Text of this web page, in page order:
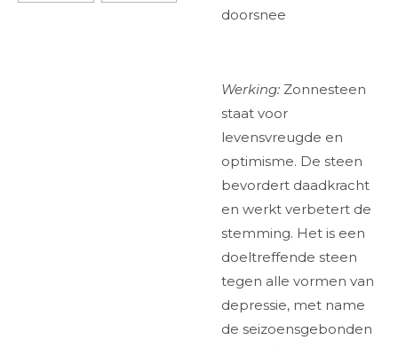
doorsnee
Werking: Zonnesteen
staat voor
levensvreugde en
optimisme. De steen
bevordert daadkracht
en werkt verbetert de
stemming. Het is een
doeltreffende steen
tegen alle vormen van
depressie, met name
de seizoensgebonden